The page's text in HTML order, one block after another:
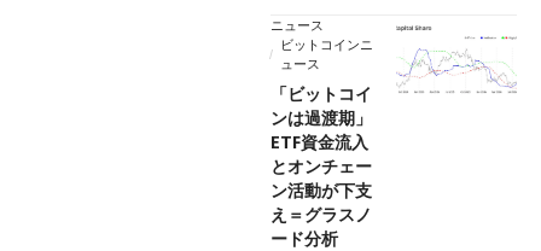
ニュース
ビットコインニ
ュース
「ビットコイ
ンは過渡期」
ETF資金流入
とオンチェー
ン活動が下支
え＝グラスノ
ード分析